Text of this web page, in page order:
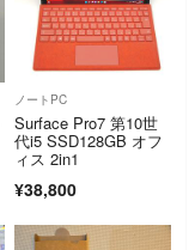
ノートPC
Surface Pro7 第10世
代i5 SSD128GB オフ
ィス 2in1
¥38,800